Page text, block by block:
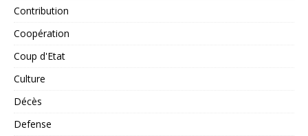
Contribution
Coopération
Coup d'Etat
Culture
Décès
Defense